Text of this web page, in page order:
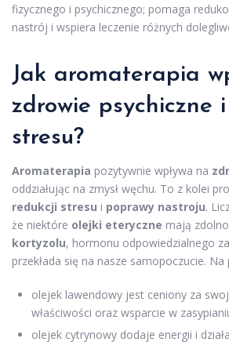
fizycznego i psychicznego; pomaga
nastrój i wspiera leczenie różnych
Jak aromaterapia
zdrowie psychiczne
stresu?
Aromaterapia pozytywnie wpływa na
oddziałując na zmysł węchu. To z kolei
redukcji stresu i poprawy nastroju.
że niektóre olejki eteryczne mają
kortyzolu, hormonu odpowiedzialnego
przekłada się na nasze samopoczucie. Na
olejek lawendowy jest ceniony za
właściwości oraz wsparcie w
olejek cytrynowy dodaje energii i